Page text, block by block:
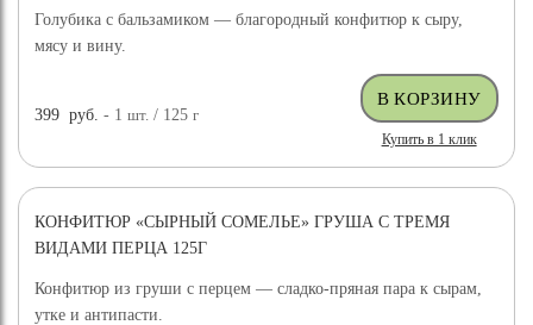
Голубика с бальзамиком — благородный конфитюр к сыру,
мясу и вину.
399 руб. - 1шт. / 125г
Купить в 1 клик
КОНФИТЮР «СЫРНЫЙ СОМЕЛЬЕ» ГРУША С ТРЕМЯ
ВИДАМИ ПЕРЦА 125Г
Конфитюр из груши с перцем — сладко-пряная пара к сырам,
утке и антипасти.